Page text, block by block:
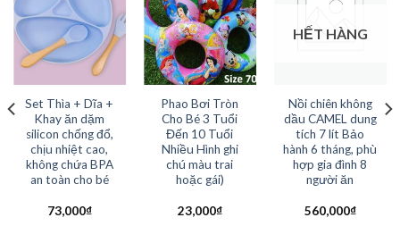
Set Thìa + Dĩa +
Khay ăn dặm
silicon chống đổ,
chịu nhiệt cao,
không chứa BPA
an toàn cho bé
73,000₫
Phao Bơi Tròn
Cho Bé 3 Tuổi
Đến 10 Tuổi
Nhiều Hình ghi
chú màu trai
hoặc gái)
23,000₫
HẾT HÀNG
Nồi chiên không
dầu CAMEL dung
tích 7 lít Bảo
hành 6 tháng, phù
hợp gia đình 8
người ăn
560,000₫